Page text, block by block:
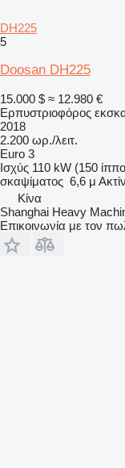
DH225
5
Doosan DH225
15.000 $ ≈ 12.980 €
Ερπυστριοφόρος
2018
2.200 ωρ./λειτ.
Euro 3
Ισχύς 110 kW (150
σκαψίματος 6,6 μ
Κίνα
Shanghai Heavy
Επικοινωνία με τον